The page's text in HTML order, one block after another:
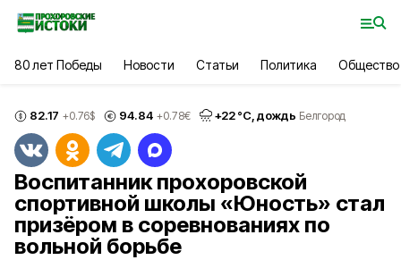
80 лет Победы Новости Статьи Политика Общество
82.17 +0.76$ 94.84 +0.78€ +22°С, дождь Белгород
Воспитанник прохоровской
спортивной школы «Юность» стал
призёром в соревнованиях по
вольной борьбе